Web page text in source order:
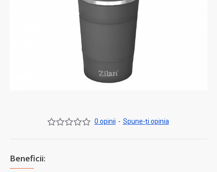
Beneficii:
0 opinii - Spune-ţi opinia